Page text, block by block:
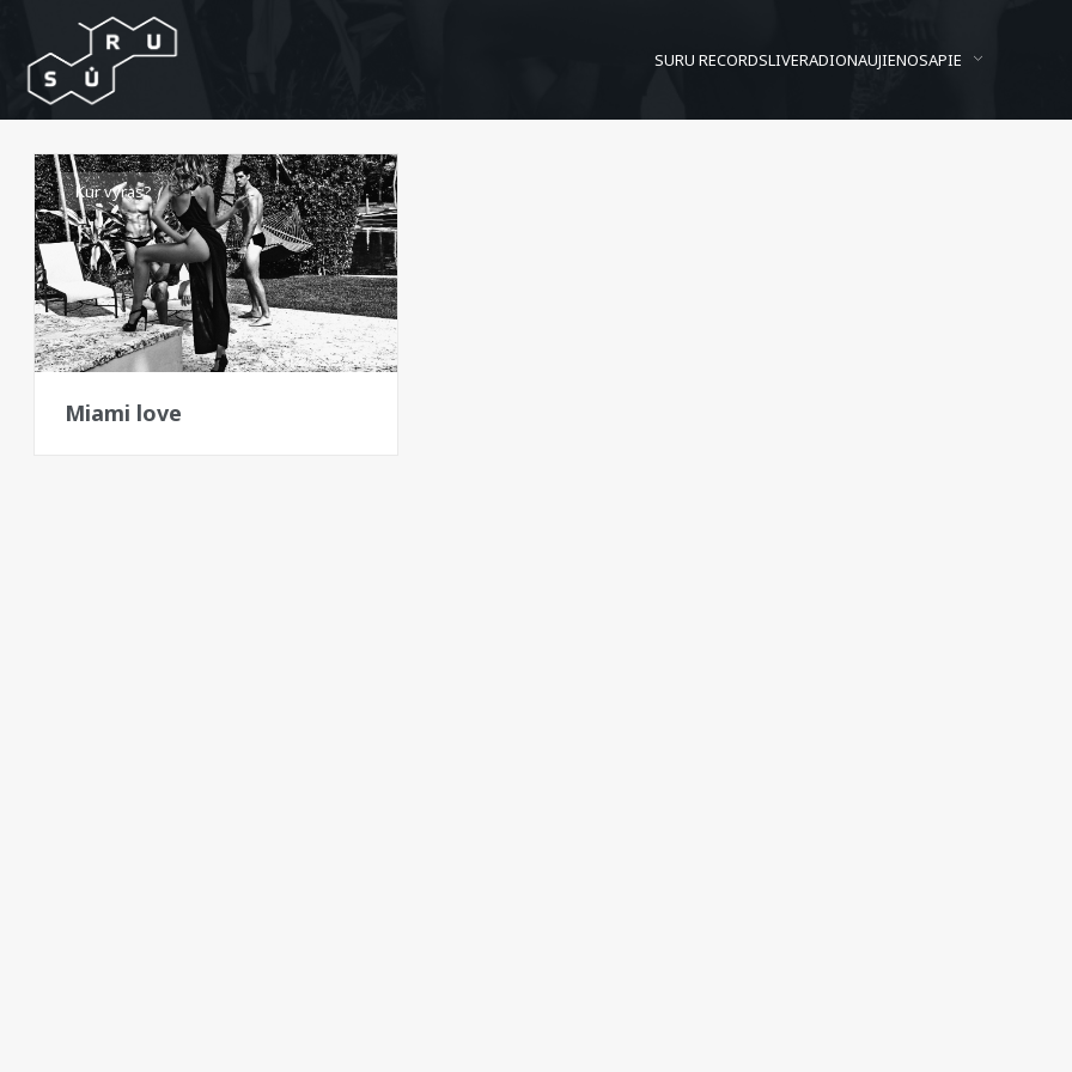
SURU RECORDSLIVERADIONAUJIENOSAPIE
Kur vyras?
Miami love